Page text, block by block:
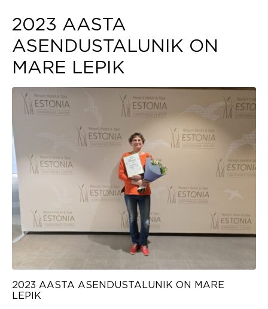
2023 AASTA
ASENDUSTALUNIK ON
MARE LEPIK
2023 AASTA ASENDUSTALUNIK ON MARE
LEPIK